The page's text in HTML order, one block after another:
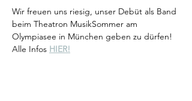
Wir freuen uns riesig, unser Debüt als Band
beim Theatron MusikSommer am
Olympiasee in München geben zu dürfen!
Alle Infos HIER!